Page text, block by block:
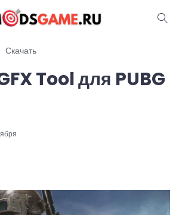
Скачать
Tool для PUBG